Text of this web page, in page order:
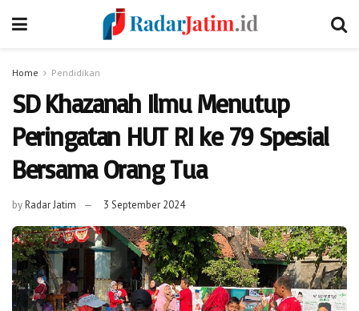
Home Pendidikan
SD Khazanah Ilmu Menutup
Peringatan HUT RI ke 79 Spesial
Bersama Orang Tua
byRadar Jatim 3 September 2024